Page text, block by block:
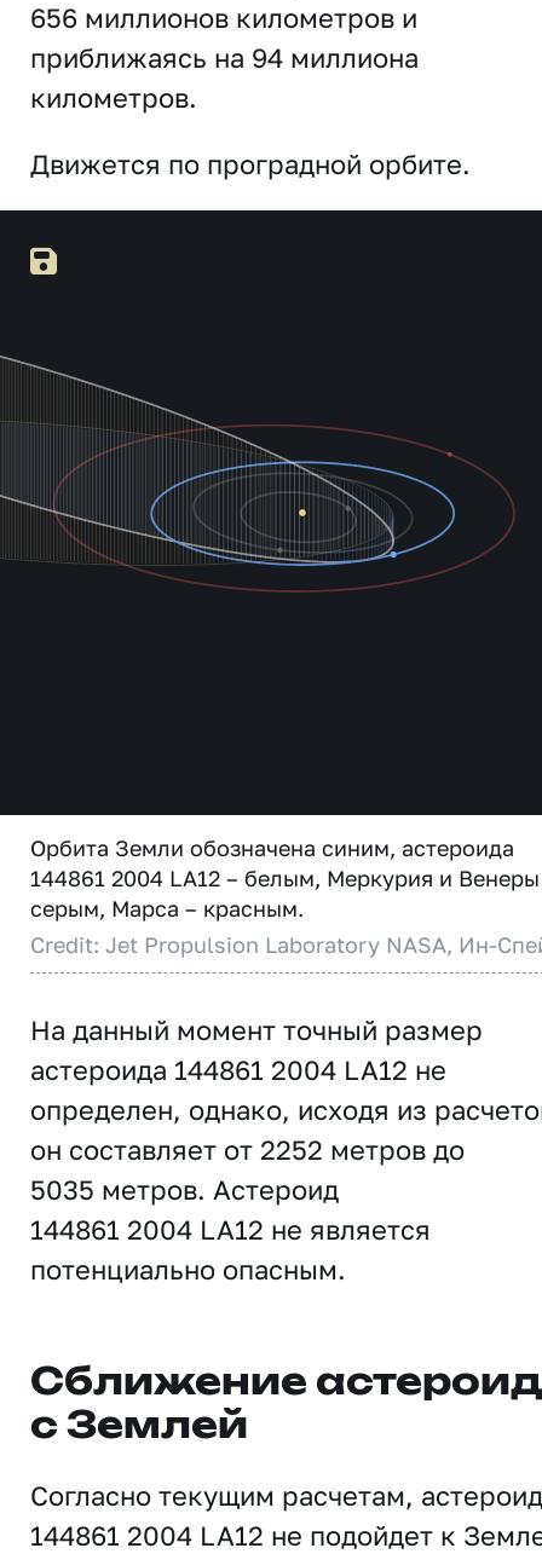
656 миллионов километров и
приближаясь на 94 миллиона
километров.
Движется по проградной орбите.
Орбита Земли обозначена синим, астероида
144861 2004 LA12 – белым, Меркурия и
серым, Марса – красным.
Credit: Jet Propulsion Laboratory NASA, Ин-
На данный момент точный размер
астероида 144861 2004 LA12 не
определен, однако, исходя из
он составляет от 2252 метров до
5035 метров. Астероид
144861 2004 LA12 не является
потенциально опасным.
Сближение
с Землей
Согласно текущим расчетам, астероид
144861 2004 LA12 не подойдет к